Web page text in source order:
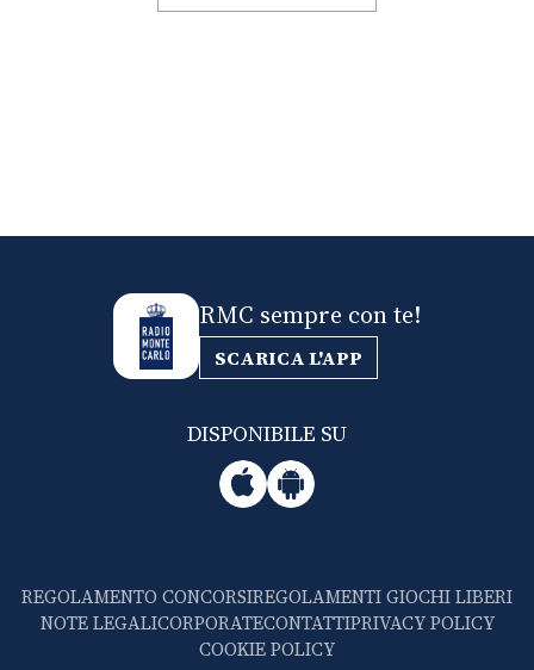
RMC sempre con te!
SCARICA L'APP
DISPONIBILE SU
REGOLAMENTO CONCORSIREGOLAMENTI GIOCHI LIBERI
NOTE LEGALICORPORATECONTATTIPRIVACY POLICY
COOKIE POLICY